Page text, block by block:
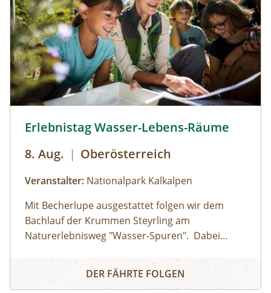
Erlebnistag Wasser-Lebens-Räume
8. Aug. | Oberösterreich
Veranstalter: Nationalpark Kalkalpen
Mit Becherlupe ausgestattet folgen wir dem
Bachlauf der Krummen Steyrling am
Naturerlebnisweg "Wasser-Spuren". Dabei
Bergbach, die sich oft unter Steinen verbergen
und lüften die rätselhaften Eigenschaften des
Erlebnistag Wasser-Lebens-Räume
DER FÄHRTE FOLGEN